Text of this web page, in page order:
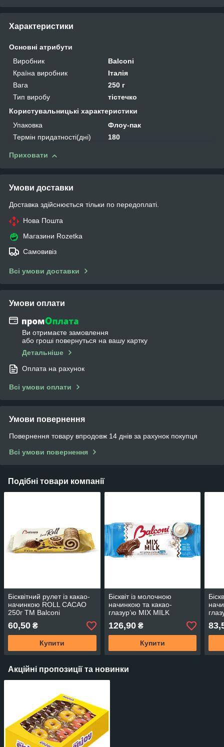
Характеристики
Основні атрибути
Виробник
Balconi
Країна виробник
Італія
Вага
250 г
Тип виробу
тістечко
Користувальницькі характеристики
Упаковка
Флоу-пак
Термін придатності(дні)
180
Приховати
Умови доставки
Доставка здійснюється тільки по передоплаті.
Нова Пошта
Магазини Rozetka
Самовивіз
Всі умови доставки
Умови оплати
Ви отримаєте замовлення
або гроші повернуться на вашу картку
Детальніше
Оплата на рахунок
Всі умови оплати
Умови повернення
Повернення товару впродовж 14 днів за рахунок покупця
Всі умови повернення
Подібні товари компанії
Бісквітний рулет із какао-
начинкою ROLL CACAO
250г ТМ Balconi
60,50 ₴
Купити
Бісквіт із молочною
начинкою та какао-
глазур’ю MIX MILK
350г*15шт ТМ Balconi
126,90₴
Купити
Акційні пропозиції та новинки